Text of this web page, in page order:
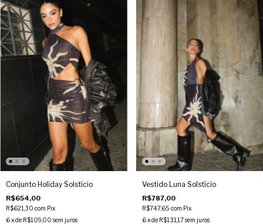
Conjunto Holiday Solstício
R$654,00
R$621,30 com Pix
6x de R$109,00 sem juros
Vestido Luna Solstício
R$787,00
R$747,65 com Pix
6 x de R$131,17sem juros